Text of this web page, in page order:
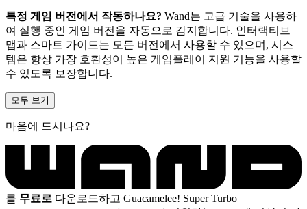
특정 게임 버전에서 작동하나요? Wand는 고급 기술을 사용하
여 실행 중인 게임 버전을 자동으로 감지합니다. 인터랙티브
맵과 스마트 가이드는 모든 버전에서 사용할 수 있으며, 시스
템은 항상 가장 호환성이 높은 게임플레이 지원 기능을 사용할
수 있도록 보장합니다.
모두 보기
마음에 드시나요?
를 무료로 다운로드하고 Guacamelee! Super Turbo